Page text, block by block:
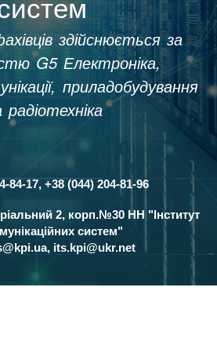
здійснюється за
G5 Електроніка,
приладобудування
84-17, +38 (044) 204-81-96
2, корп.№30 НН "Інститут
систем"
, its.kpi@ukr.net